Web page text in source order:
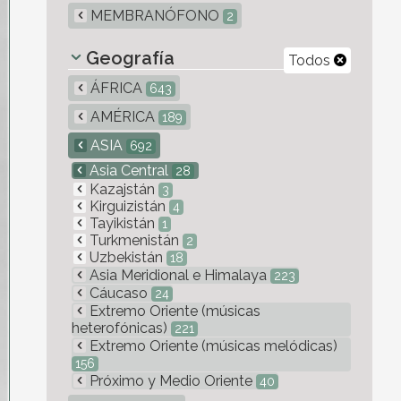
MEMBRANÓFONO 2
Todos
Geografía
ÁFRICA 643
AMÉRICA 189
ASIA 692
Asia Central 28
Kazajstán 3
Kirguizistán 4
Tayikistán 1
Turkmenistán 2
Uzbekistán 18
Asia Meridional e Himalaya 223
Cáucaso 24
Extremo Oriente (músicas
heterofónicas)
221
Extremo Oriente (músicas melódicas)
156
Próximo y Medio Oriente 40